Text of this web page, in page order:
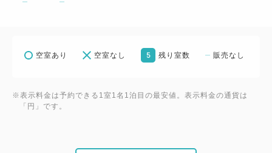
②ウェルカムドリンク1杯付です。
⑤2連泊ではスイーツバイキングが1回、3連泊ではラ
グが1回、5連泊以上ではランチバイキングと夕食バ
イキングが各1回付となります。
空室あり 空室なし 5 残り室数 販売なし
※表示料金は予約できる1室1名1泊目の最安値。表示料金の通貨は
「円」です。